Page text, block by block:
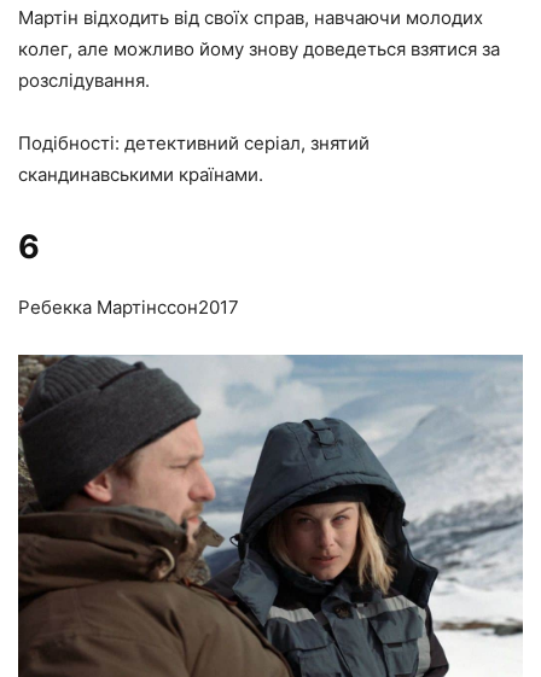
Мартін відходить від своїх справ, навчаючи молодих
колег, але можливо йому знову доведеться взятися за
розслідування.
Подібності: детективний серіал, знятий
скандинавськими країнами.
6
Ребекка Мартінссон2017